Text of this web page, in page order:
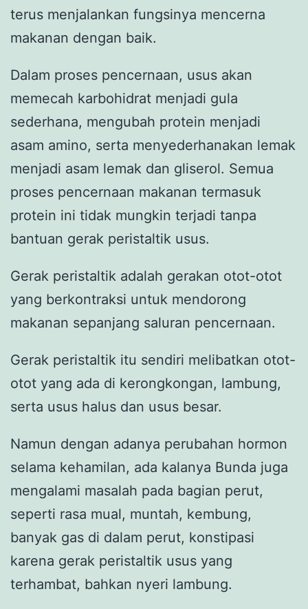
terus menjalankan fungsinya mencerna
makanan dengan baik.
Dalam proses pencernaan, usus akan
memecah karbohidrat menjadi gula
sederhana, mengubah protein menjadi
asam amino, serta menyederhanakan lemak
menjadi asam lemak dan gliserol. Semua
proses pencernaan makanan termasuk
protein ini tidak mungkin terjadi tanpa
bantuan gerak peristaltik usus.
Gerak peristaltik adalah gerakan otot-otot
yang berkontraksi untuk mendorong
makanan sepanjang saluran pencernaan.
Gerak peristaltik itu sendiri melibatkan otot-
otot yang ada di kerongkongan, lambung,
serta usus halus dan usus besar.
Namun dengan adanya perubahan hormon
selama kehamilan, ada kalanya Bunda juga
mengalami masalah pada bagian perut,
seperti rasa mual, muntah, kembung,
banyak gas di dalam perut, konstipasi
karena gerak peristaltik usus yang
terhambat, bahkan nyeri lambung.